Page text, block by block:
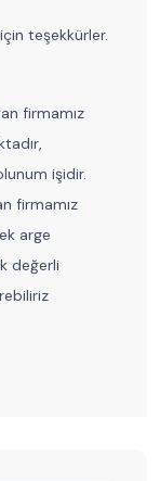
teşekkürler.
firmamız
işidir.
firmamız
arge
değerli